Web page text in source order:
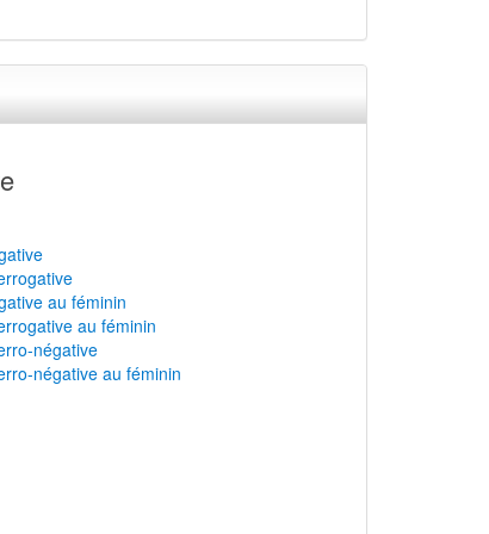
au féminin
au féminin
négative
négative au féminin